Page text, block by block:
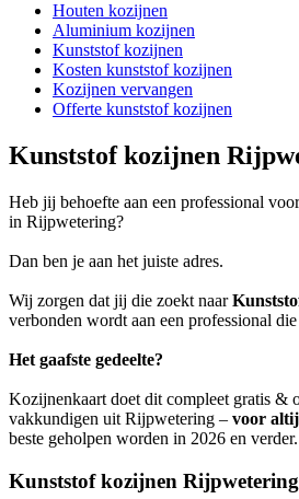
Houten kozijnen
Aluminium kozijnen
Kunststof kozijnen
Kosten kunststof kozijnen
Kozijnen vervangen
Offerte kunststof kozijnen
Kunststof kozijnen
Heb jij behoefte aan een professional
in Rijpwetering?
Dan ben je aan het juiste adres.
Wij zorgen dat jij die zoekt naar
verbonden wordt aan een professional
Het gaafste gedeelte?
Kozijnenkaart doet dit compleet gratis &
vakkundigen uit Rijpwetering – voor
beste geholpen worden in 2026 en verder.
Kunststof kozijnen